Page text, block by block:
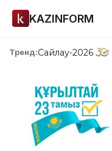
KAZINFORM
Тренд:Сайлау-2026